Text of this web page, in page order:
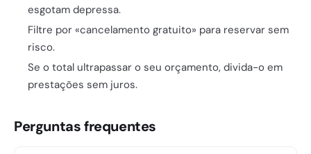
esgotam depressa.
Filtre por «cancelamento gratuito» para reservar sem
risco.
Se o total ultrapassar o seu orçamento, divida-o em
prestações sem juros.
Perguntas frequentes